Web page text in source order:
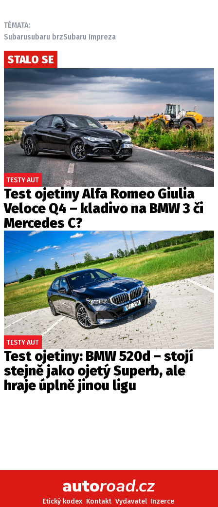
TÉMATA:
Subarusubaru brzSubaru Impreza
STALO SE
TESTY AUT
Test ojetiny Alfa Romeo Giulia
Veloce Q4 – kladivo na BMW 3 či
Mercedes C?
TESTY AUT
Test ojetiny: BMW 520d – stojí
stejně jako ojetý Superb, ale
hraje úplně jinou ligu
Etický kodex Kontakt Vydavatel Inzerce